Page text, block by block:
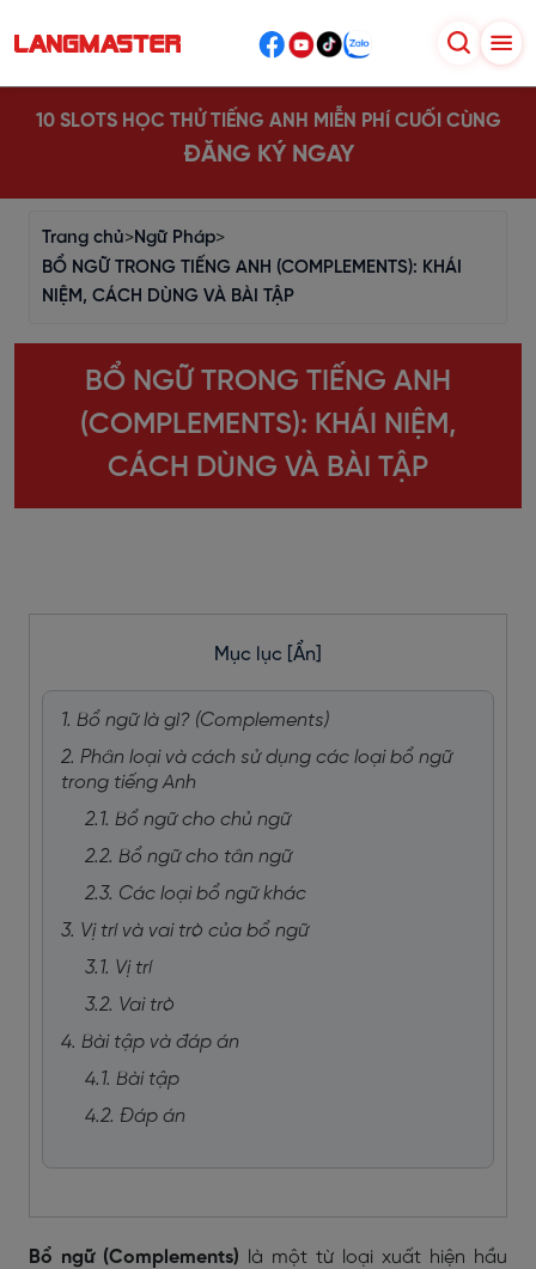
10 SLOTS HỌC THỬ TIẾNG ANH MIỄN PHÍ CUỐI CÙNG
ĐĂNG KÝ NGAY
Trang chủ>Ngữ Pháp>
BỔ NGỮ TRONG TIẾNG ANH (COMPLEMENTS): KHÁI
NIỆM, CÁCH DÙNG VÀ BÀI TẬP
BỔ NGỮ TRONG TIẾNG ANH
(COMPLEMENTS): KHÁI NIỆM,
CÁCH DÙNG VÀ BÀI TẬP
Mục lục [Ẩn]
1. Bổ ngữ là gì? (Complements)
2. Phân loại và cách sử dụng các loại bổ ngữ
trong tiếng Anh
2.1. Bổ ngữ cho chủ ngữ
2.2. Bổ ngữ cho tân ngữ
2.3. Các loại bổ ngữ khác
3. Vị trí và vai trò của bổ ngữ
3.1. Vị trí
3.2. Vai trò
4. Bài tập và đáp án
4.1. Bài tập
4.2. Đáp án
Bổ ngữ (Complements) là một từ loại xuất hiện hầu